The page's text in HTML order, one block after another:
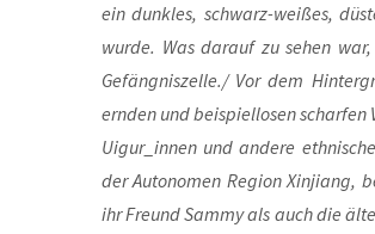
ein dunk­les, schwarz-wei­ßes,
wur­de. Was dar­auf zu sehen
Gefängniszelle./ Vor dem
ern­den und bei­spiel­lo­sen schar­fen
Uigur_innen und ande­re
der Auto­no­men Regi­on Xin­jiang,
ihr Freund Sam­my als auch die